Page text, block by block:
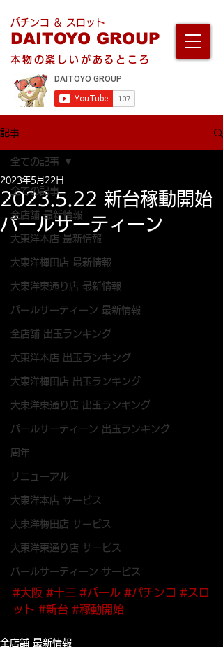
パチンコ ＆ スロット
DAITOYO GROUP
本物の楽しいがあるところ
記事
全ての記事
全店舗 最新情報
大東洋本店 最新情報
大東洋梅田店 最新情報
大東洋東通り店 最新情報
パールサーティーン 最新情報
全店舗 出玉ランキング
大東洋本店 出玉ランキング
大東洋梅田店 出玉ランキング
大東洋東通り店 出玉ランキング
パールサーティーン 出玉ランキング
周年
リニューアル
大東洋本店 サービス
大東洋梅田店 サービス
大東洋東通り店 サービス
パールサーティーン サービス
全ての記事
2023.5.22 新台稼動開始
パールサーティーン
2023年5月22日
#大阪 #十三 #パール #パチンコ #スロ
ット #新台 #稼動開始
全店舗 最新情報